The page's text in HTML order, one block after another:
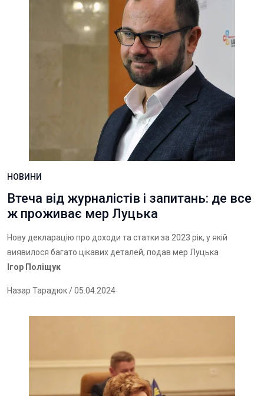
НОВИНИ
Втеча від журналістів і запитань: де все
ж проживає мер Луцька
Нову декларацію про доходи та статки за 2023 рік, у якій
виявилося багато цікавих деталей, подав мер Луцька
Ігор Поліщук
Назар Тарадюк/ 05.04.2024